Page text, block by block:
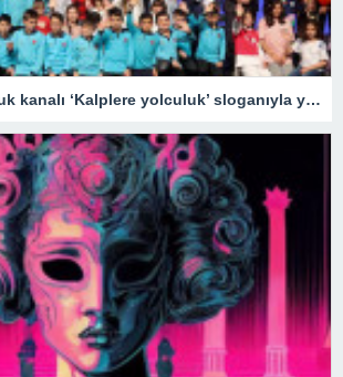
TRT Diyanet Çocuk kanalı ‘Kalplere yolculuk’ sloganıyla yayın hayatına başladı